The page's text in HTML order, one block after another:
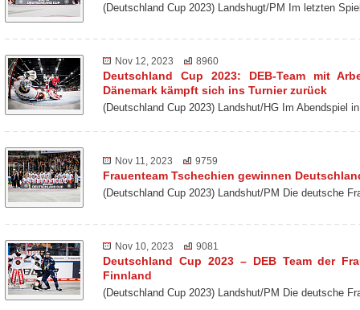
(Deutschland Cup 2023) Landshugt/PM Im letzten
Nov 12, 2023 8960
Deutschland Cup 2023: DEB-Team mit
Dänemark kämpft sich ins Turnier zurück
(Deutschland Cup 2023) Landshut/HG Im Abendspiel
Nov 11, 2023 9759
Frauenteam Tschechien gewinnen
(Deutschland Cup 2023) Landshut/PM Die deutsche
Nov 10, 2023 9081
Deutschland Cup 2023 – DEB Team der
Finnland
(Deutschland Cup 2023) Landshut/PM Die deutsche